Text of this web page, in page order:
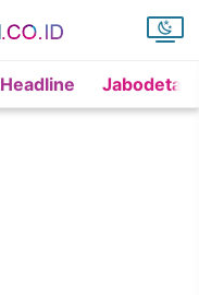
Headline